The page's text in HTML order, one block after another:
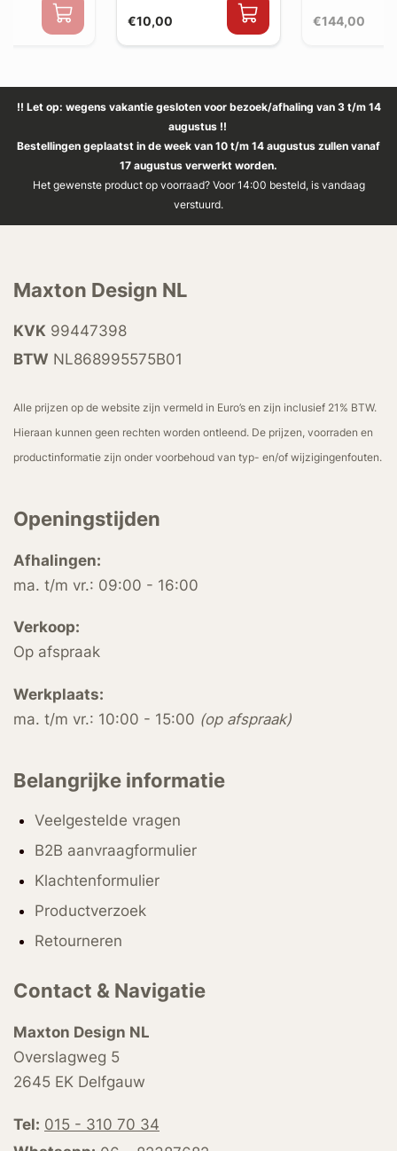
€10,00 €144,00
!! Let op: wegens vakantie gesloten voor bezoek/afhaling van 3 t/m 14
augustus !!
Bestellingen geplaatst in de week van 10 t/m 14 augustus zullen vanaf
17 augustus verwerkt worden.
Het gewenste product op voorraad? Voor 14:00 besteld, is vandaag
verstuurd.
Maxton Design NL
KVK 99447398
BTW NL868995575B01
Alle prijzen op de website zijn vermeld in Euro’s en zijn inclusief 21% BTW.
Hieraan kunnen geen rechten worden ontleend. De prijzen, voorraden en
productinformatie zijn onder voorbehoud van typ- en/of wijzigingenfouten.
Openingstijden
Afhalingen:
ma. t/m vr.: 09:00 - 16:00
Verkoop:
Op afspraak
Werkplaats:
ma. t/m vr.: 10:00 - 15:00 (op afspraak)
Belangrijke informatie
Veelgestelde vragen
B2B aanvraagformulier
Klachtenformulier
Productverzoek
Retourneren
Contact & Navigatie
Maxton Design NL
Overslagweg 5
2645 EK Delfgauw
Tel: 015 - 310 70 34